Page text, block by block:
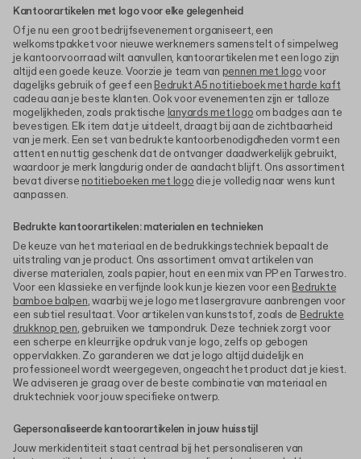
Kantoorartikelen met logo voor elke gelegenheid
Of je nu een groot bedrijfsevenement organiseert, een
welkomstpakket voor nieuwe werknemers samenstelt of simpelweg
je kantoorvoorraad wilt aanvullen, kantoorartikelen met een logo zijn
altijd een goede keuze. Voorzie je team van pennen met logovoor
dagelijks gebruik of geef een Bedrukt A5 notitieboek met harde kaft
cadeau aan je beste klanten. Ook voor evenementen zijn er talloze
mogelijkheden, zoals praktische lanyards met logo om badges aan te
bevestigen. Elk item dat je uitdeelt, draagt bij aan de zichtbaarheid
van je merk. Een set van bedrukte kantoorbenodigdheden vormt een
attent en nuttig geschenk dat de ontvanger daadwerkelijk gebruikt,
waardoor je merk langdurig onder de aandacht blijft. Ons assortiment
bevat diverse notitieboeken met logo die je volledig naar wens kunt
aanpassen.
Bedrukte kantoorartikelen: materialen en technieken
De keuze van het materiaal en de bedrukkingstechniek bepaalt de
uitstraling van je product. Ons assortiment omvat artikelen van
diverse materialen, zoals papier, hout en een mix van PP en Tarwestro.
Voor een klassieke en verfijnde look kun je kiezen voor een Bedrukte
bamboe balpen, waarbij we je logo met lasergravure aanbrengen voor
een subtiel resultaat. Voor artikelen van kunststof, zoals de Bedrukte
drukknop pen, gebruiken we tampondruk. Deze techniek zorgt voor
een scherpe en kleurrijke opdruk van je logo, zelfs op gebogen
oppervlakken. Zo garanderen we dat je logo altijd duidelijk en
professioneel wordt weergegeven, ongeacht het product dat je kiest.
We adviseren je graag over de beste combinatie van materiaal en
druktechniek voor jouw specifieke ontwerp.
Gepersonaliseerde kantoorartikelen in jouw huisstijl
Jouw merkidentiteit staat centraal bij het personaliseren van